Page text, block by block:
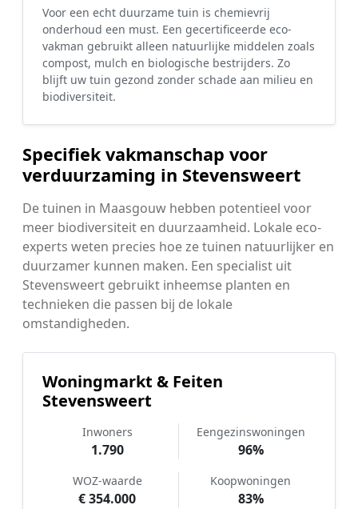
Voor een echt duurzame tuin is chemievrij
onderhoud een must. Een gecertificeerde eco-
vakman gebruikt alleen natuurlijke middelen zoals
compost, mulch en biologische bestrijders. Zo
blijft uw tuin gezond zonder schade aan milieu en
biodiversiteit.
Specifiek vakmanschap voor
verduurzaming in Stevensweert
De tuinen in Maasgouw hebben potentieel voor
meer biodiversiteit en duurzaamheid. Lokale eco-
experts weten precies hoe ze tuinen natuurlijker en
duurzamer kunnen maken. Een specialist uit
Stevensweert gebruikt inheemse planten en
technieken die passen bij de lokale
omstandigheden.
Woningmarkt & Feiten
Stevensweert
Inwoners
1.790
Eengezinswoningen
96%
WOZ-waarde
€ 354.000
Koopwoningen
83%